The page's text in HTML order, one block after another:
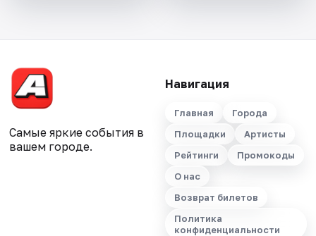
Самые яркие события в
вашем городе.
Навигация
Главная
Города
Площадки
Артисты
Рейтинги
Промокоды
О нас
Возврат билетов
Политика
конфиденциальности